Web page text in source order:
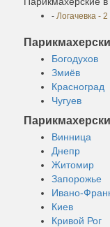
- Логачевка - 2
Богодухов
Змиёв
Красноград
Чугуев
Винница
Днепр
Житомир
Запорожье
Ивано-
Киев
Кривой Рог